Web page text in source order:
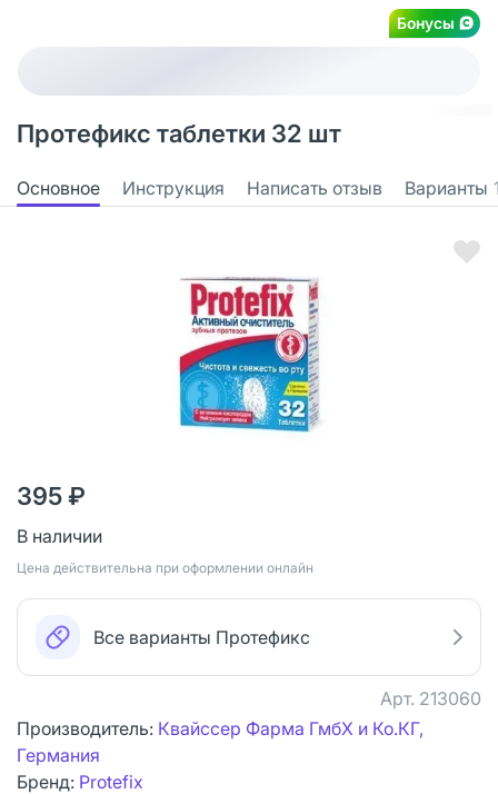
Бонусы
Протефикс таблетки 32 шт
Основное Инструкция Написать отзыв Варианты
395 ₽
В наличии
Цена действительна при оформлении онлайн
Все варианты Протефикс
Арт. 213060
Производитель: Квайссер Фарма ГмбХ и Ко.КГ,
Германия
Бренд: Protefix